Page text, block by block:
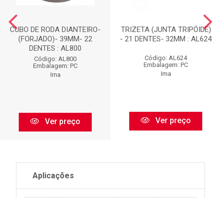
CUBO DE RODA DIANTEIRO-
(FORJADO)- 39MM- 22
DENTES : AL800
Código: AL800
Embalagem: PC
Ima
Ver preço
TRIZETA (JUNTA TRIPÓIDE)
- 21 DENTES- 32MM : AL624
Código: AL624
Embalagem: PC
Ima
Ver preço
Aplicações